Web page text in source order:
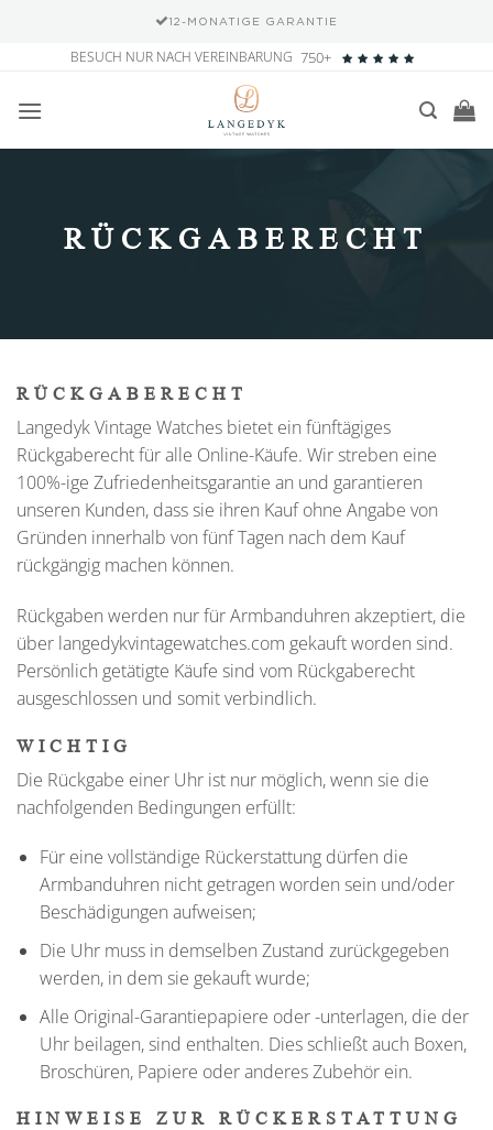
12-MONATIGE GARANTIE
springen
BESUCH NUR NACH VEREINBARUNG 750+
RÜCKGABERECHT
RÜCKGABERECHT
Langedyk Vintage Watches bietet ein fünftägiges
Rückgaberecht für alle Online-Käufe. Wir streben eine
100%-ige Zufriedenheitsgarantie an und garantieren
unseren Kunden, dass sie ihren Kauf ohne Angabe von
Gründen innerhalb von fünf Tagen nach dem Kauf
rückgängig machen können.
Rückgaben werden nur für Armbanduhren akzeptiert, die
über langedykvintagewatches.com gekauft worden sind.
Persönlich getätigte Käufe sind vom Rückgaberecht
ausgeschlossen und somit verbindlich.
WICHTIG
Die Rückgabe einer Uhr ist nur möglich, wenn sie die
nachfolgenden Bedingungen erfüllt:
Für eine vollständige Rückerstattung dürfen die
Armbanduhren nicht getragen worden sein und/oder
Beschädigungen aufweisen;
Die Uhr muss in demselben Zustand zurückgegeben
werden, in dem sie gekauft wurde;
Alle Original-Garantiepapiere oder -unterlagen, die der
Uhr beilagen, sind enthalten. Dies schließt auch Boxen,
Broschüren, Papiere oder anderes Zubehör ein.
HINWEISE ZUR RÜCKERSTATTUNG